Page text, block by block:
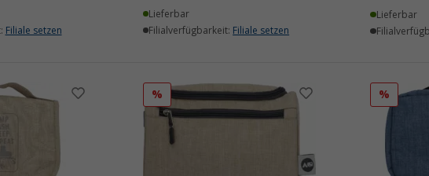
Filiale setzen
Lieferbar
Filialverfügbarkeit: Filiale setzen
Lieferbar
% %